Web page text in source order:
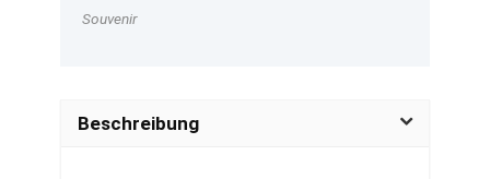
Souvenir
Beschreibung